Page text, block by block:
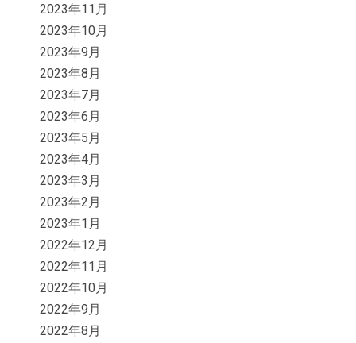
2023年11月
2023年10月
2023年9月
2023年8月
2023年7月
2023年6月
2023年5月
2023年4月
2023年3月
2023年2月
2023年1月
2022年12月
2022年11月
2022年10月
2022年9月
2022年8月